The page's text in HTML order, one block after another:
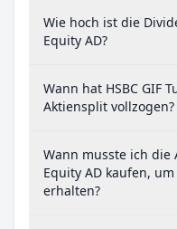
Wie hoch ist die
Equity AD?
Wann hat HSBC GIF
Aktiensplit vollzogen?
Wann musste ich die
Equity AD kaufen,
erhalten?